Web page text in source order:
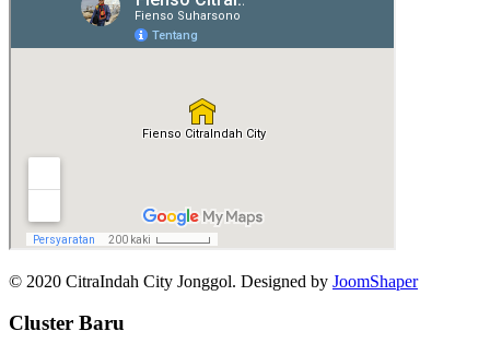
© 2020 CitraIndah City Jonggol. Designed by JoomShaper
Cluster Baru